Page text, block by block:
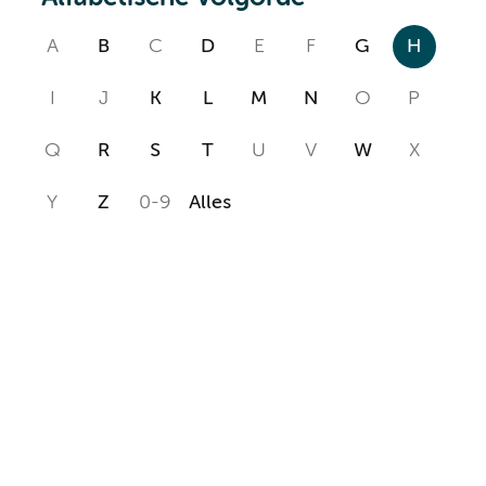
A B C D E F G H
J K L M N O P
Q R S T U V W X
Y Z 0-9 Alles